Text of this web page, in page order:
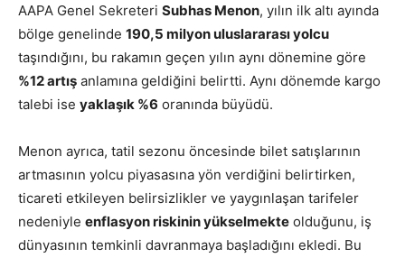
AAPA Genel Sekreteri Subhas Menon, yılın ilk altı ayında
bölge genelinde 190,5 milyon uluslararası yolcu
taşındığını, bu rakamın geçen yılın aynı dönemine göre
%12 artış anlamına geldiğini belirtti. Aynı dönemde kargo
talebi ise yaklaşık %6 oranında büyüdü.
Menon ayrıca, tatil sezonu öncesinde bilet satışlarının
artmasının yolcu piyasasına yön verdiğini belirtirken,
ticareti etkileyen belirsizlikler ve yaygınlaşan tarifeler
nedeniyle enflasyon riskinin yükselmekte olduğunu, iş
dünyasının temkinli davranmaya başladığını ekledi. Bu